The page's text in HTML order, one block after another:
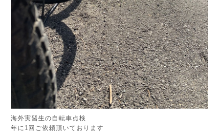
海外実習生の自転車点検
年に1回ご依頼頂いております